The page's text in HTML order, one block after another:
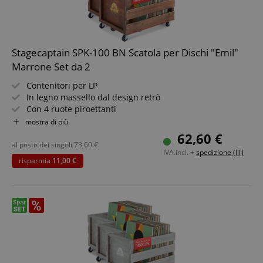
Stagecaptain SPK-100 BN Scatola per Dischi "Emil"
Marrone Set da 2
Contenitori per LP
In legno massello dal design retrò
Con 4 ruote piroettanti
Per fino a 100 dischi
Naturalmente utilizzabile anche per molti altri oggetti
fino a 25 kg
mostra di più
62,60 €
IVA.incl. + spedizione (IT)
al posto dei singoli 73,60 €
risparmia 11,00 €
CrossDomainCookieScriptConsent_389
sid_key www.kirstein.it
CookieScriptConsent
Google Privacy Policy